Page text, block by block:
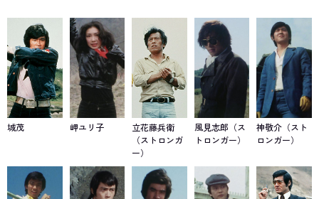
城茂 岬ユリ子
立花藤兵衛
（ストロンガ
ー）
風見志郎（ス
トロンガー）
神敬介（スト
ロンガー）